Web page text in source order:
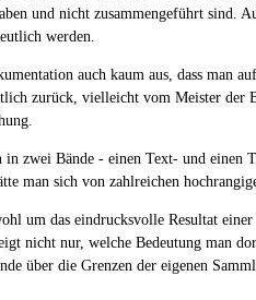
und nicht zusammengeführt sind.
werden.
auch kaum aus, dass man
zurück, vielleicht vom Meister der
zwei Bände - einen Text- und einen
man sich von zahlreichen
um das eindrucksvolle Resultat
nicht nur, welche Bedeutung man
über die Grenzen der eigenen